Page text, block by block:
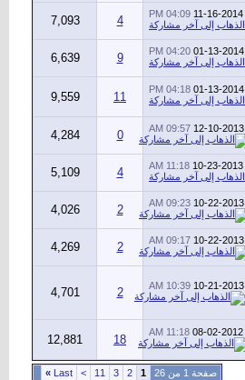
11-16-2014
04:09 PM
4
7,093
01-13-2014
04:20 PM
9
6,639
01-13-2014
04:18 PM
11
9,559
12-10-2013
09:57 AM
0
4,284
10-23-2013
11:18 AM
4
5,109
10-22-2013
09:23 AM
2
4,026
10-22-2013
09:17 AM
2
4,269
10-21-2013
10:39 AM
2
4,701
08-02-2012
11:18 AM
18
12,881
صفحة 1 من 26 1
2
3
11
>
Last
»